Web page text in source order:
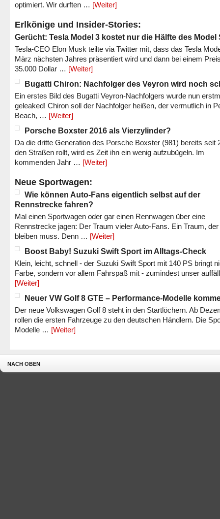
optimiert. Wir durften … [Weiter]
Erlkönige und Insider-Stories:
Gerücht: Tesla Model 3 kostet nur die Hälfte des Model
Tesla-CEO Elon Musk teilte via Twitter mit, dass das Tesla
März nächsten Jahres präsentiert wird und dann bei einem
35.000 Dollar … [Weiter]
Bugatti Chiron: Nachfolger des Veyron wird noch
Ein erstes Bild des Bugatti Veyron-Nachfolgers wurde nun
geleaked! Chiron soll der Nachfolger heißen, der vermutlich in
Beach, … [Weiter]
Porsche Boxster 2016 als Vierzylinder?
Da die dritte Generation des Porsche Boxster (981) bereits seit
den Straßen rollt, wird es Zeit ihn ein wenig aufzubügeln. Im
kommenden Jahr … [Weiter]
Neue Sportwagen:
Wie können Auto-Fans eigentlich selbst auf der
Rennstrecke fahren?
Mal einen Sportwagen oder gar einen Rennwagen über eine
Rennstrecke jagen: Der Traum vieler Auto-Fans. Ein Traum,
bleiben muss. Denn … [Weiter]
Boost Baby! Suzuki Swift Sport im Alltags-Check
Klein, leicht, schnell - der Suzuki Swift Sport mit 140 PS bringt
Farbe, sondern vor allem Fahrspaß mit - zumindest unser
[Weiter]
Neuer VW Golf 8 GTE – Performance-Modelle
Der neue Volkswagen Golf 8 steht in den Startlöchern. Ab
rollen die ersten Fahrzeuge zu den deutschen Händlern. Die
Modelle … [Weiter]
NACH OBEN